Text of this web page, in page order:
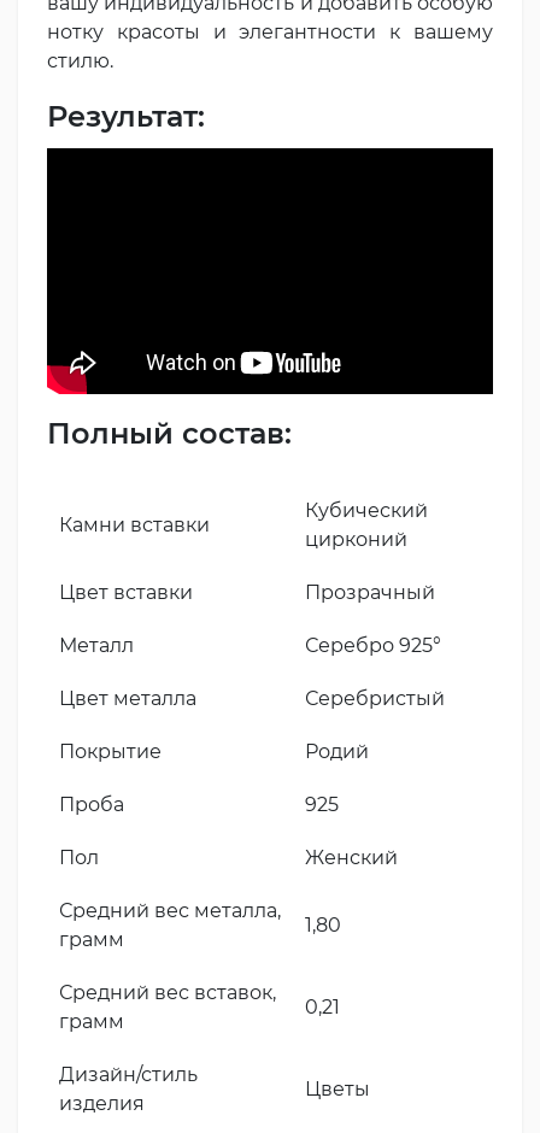
нотку красоты и элегантности к вашему
стилю.
Результат:
Полный состав:
Камни вставки
Кубический
цирконий
Цвет вставки Прозрачный
Металл Серебро 925°
Цвет металла Серебристый
Покрытие Родий
Проба 925
Пол Женский
Средний вес металла,
грамм
1,80
Средний вес вставок,
грамм
0,21
Дизайн/стиль
изделия
Цветы